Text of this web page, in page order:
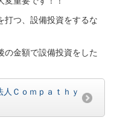
打つ、設備投資をするな
の金額で設備投資をした
Ｃｏｍｐａｔｈｙ